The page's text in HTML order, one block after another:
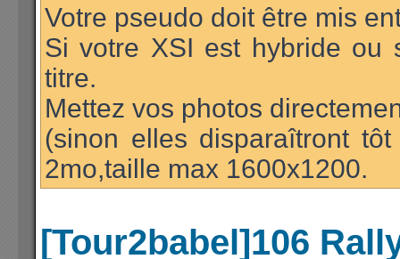
Votre pseudo doit être mis
Si votre XSI est hybride ou
titre.
Mettez vos photos
(sinon elles disparaîtront
2mo,taille max 1600x1200.
[Tour2babel]106